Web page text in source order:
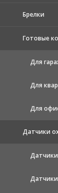
Брелки
Готовые
Для
Для
Для
Датчики